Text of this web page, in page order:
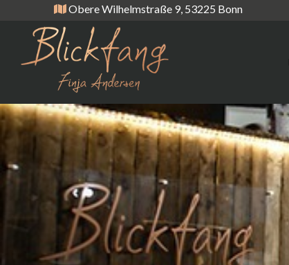
Obere Wilhelmstraße 9, 53225 Bonn